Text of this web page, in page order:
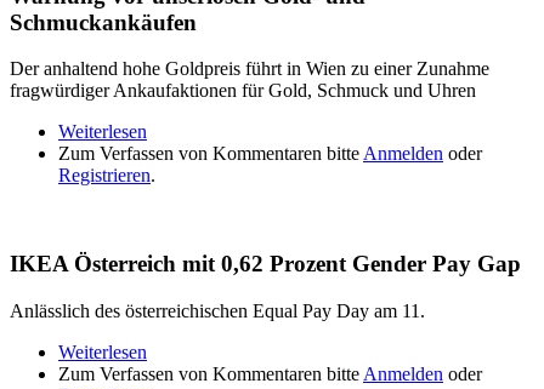
Schmuckankäufen
Der anhaltend hohe Goldpreis führt in Wien zu einer Zunahme
fragwürdiger Ankaufaktionen für Gold, Schmuck und Uhren
Weiterlesen
Schmuckankäufen
Zum Verfassen von Kommentaren bitte Anmelden oder
Registrieren.
IKEA Österreich mit 0,62 Prozent Gender Pay Gap
Anlässlich des österreichischen Equal Pay Day am 11.
Weiterlesen
Gap
Zum Verfassen von Kommentaren bitte Anmelden oder